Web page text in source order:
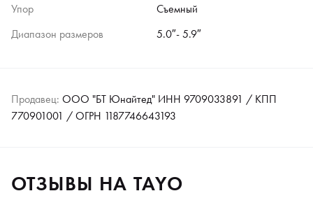
Упор
Съемный
Диапазон размеров
5.0″- 5.9″
Продавец: ООО "БТ Юнайтед" ИНН 9709033891 / КПП
770901001 / ОГРН 1187746643193
ОТЗЫВЫ НА TAYO